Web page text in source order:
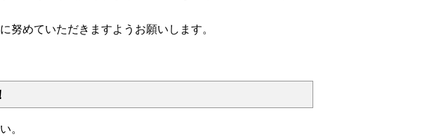
めていただきますようお願いします。
。